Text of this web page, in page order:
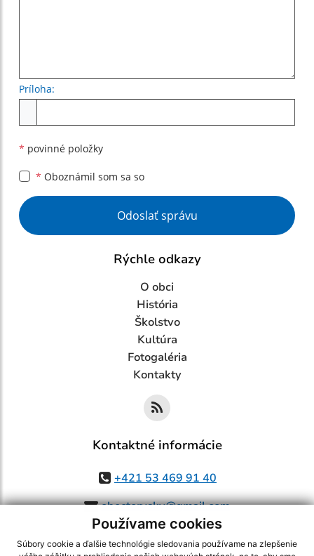
Používame cookies
Súbory cookie a ďalšie technológie sledovania používame na zlepšenie
Príloha:
* povinné položky
* Oboznámil som sa so
Google reCaptcha Response
Odoslať správu
Rýchle odkazy
O obci
História
Školstvo
Kultúra
Fotogaléria
Kontakty
Kontaktné informácie
+421 53 469 91 40
obectorysky@gmail.com